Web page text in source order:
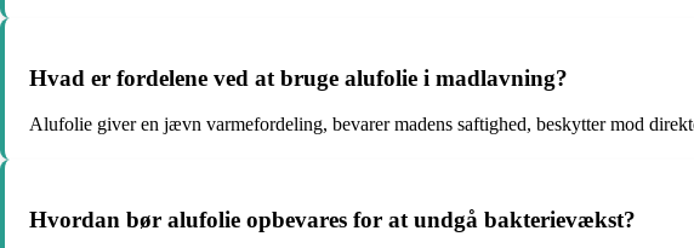
Hvad er fordelene ved at bruge alufolie i madlavning?
Alufolie giver en jævn varmefordeling, bevarer madens saftighed, beskytter mod
Hvordan bør alufolie opbevares for at undgå bakterievækst?